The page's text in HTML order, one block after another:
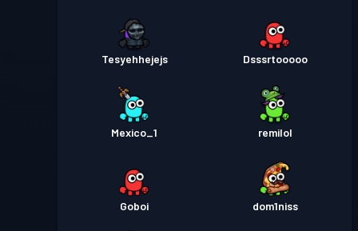
Tesyehhejejs Dsssrtooooo
Mexico_1 remilol
Goboi dom1niss